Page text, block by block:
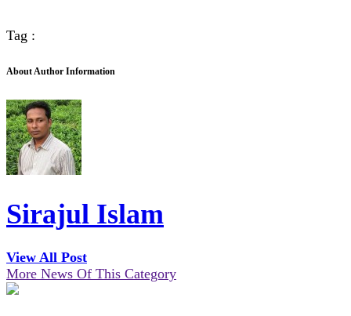
Tag :
About Author Information
Sirajul Islam
View All Post
More News Of This Category